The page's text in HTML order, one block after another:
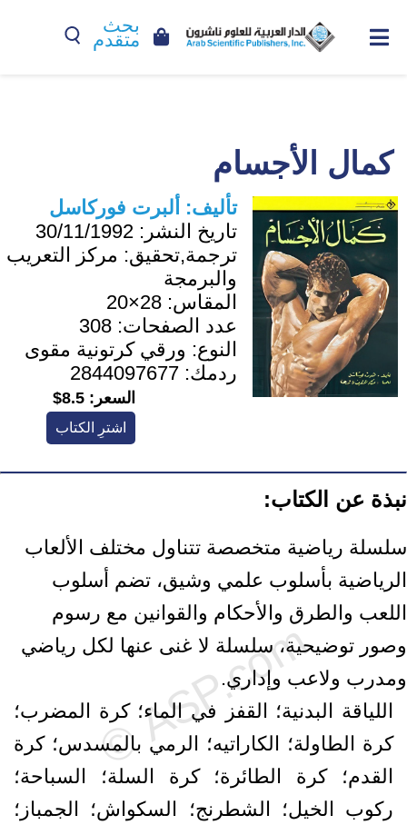
بحث
متقدم
كمال الأجسام
تأليف: ألبرت فوركاسل
تاريخ النشر: 30/11/1992
ترجمة,تحقيق: مركز التعريب
والبرمجة
المقاس: 28×20
عدد الصفحات: 308
النوع: ورقي كرتونية مقوى
ردمك: 2844097677
السعر: 8.5$
اشترِ الكتاب
نبذة عن الكتاب:
سلسلة رياضية متخصصة تتناول مختلف الألعاب
الرياضية بأسلوب علمي وشيق، تضم أسلوب
اللعب والطرق والأحكام والقوانين مع رسوم
وصور توضيحية، سلسلة لا غنى عنها لكل رياضي
ومدرب ولاعب وإداري.
اللياقة البدنية؛ القفز في الماء؛ كرة المضرب؛
كرة الطاولة؛ الكاراتيه؛ الرمي بالمسدس؛ كرة
القدم؛ كرة الطائرة؛ كرة السلة؛ السباحة؛
ركوب الخيل؛ الشطرنج؛ السكواش؛ الجمباز؛